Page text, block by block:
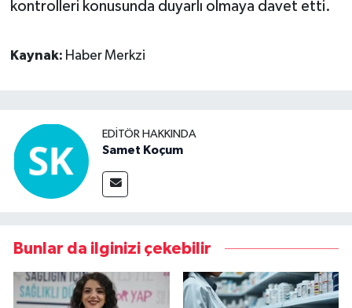
kontrolleri konusunda duyarlı olmaya davet etti.
Kaynak: Haber Merkzi
EDITÖR HAKKINDA
Samet Koçum
Bunlar da ilginizi çekebilir